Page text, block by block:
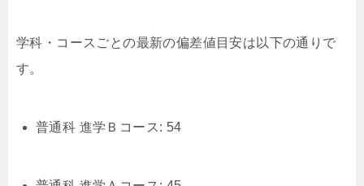
学科・コースごとの最新の偏差値目安は以下の通りで
す。
普通科 進学Ｂコース: 54